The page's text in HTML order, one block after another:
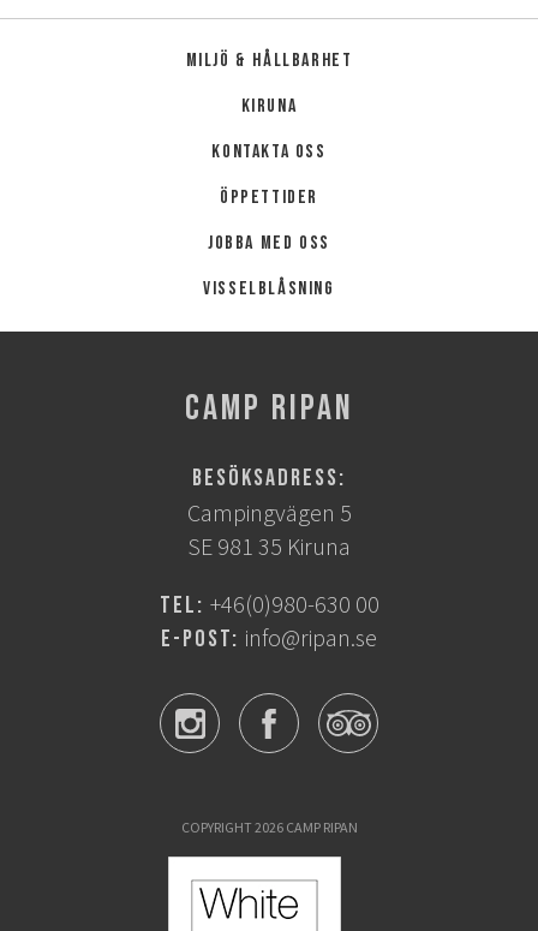
Miljö & hållbarhet
Kiruna
Kontakta oss
Öppettider
Jobba med oss
Visselblåsning
CAMP RIPAN
Besöksadress:
Campingvägen 5
SE 981 35 Kiruna
Tel: +46(0)980-630 00
E-post: info@ripan.se
COPYRIGHT 2026 CAMP RIPAN